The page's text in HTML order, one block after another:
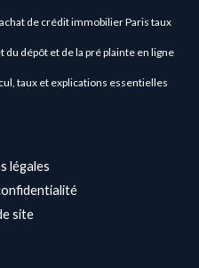
de crédit immobilier Paris taux
dépôt et de la pré plainte en ligne
taux et explications essentielles
légales
site